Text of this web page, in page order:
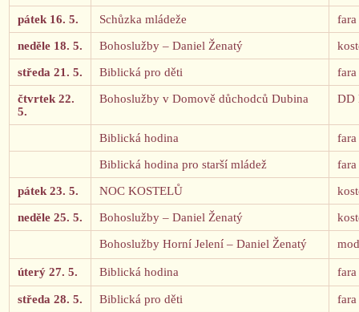
pátek 16. 5. Schůzka mládeže fara
neděle 18. 5. Bohoslužby – Daniel Ženatý
středa 21. 5. Biblická pro děti fara
čtvrtek 22.
5.
Bohoslužby v Domově důchodců Dubina DD
Biblická hodina fara
Biblická hodina pro starší mládež fara
pátek 23. 5. NOC KOSTELŮ
neděle 25. 5. Bohoslužby – Daniel Ženatý
Bohoslužby Horní Jelení – Daniel Ženatý
úterý 27. 5. Biblická hodina fara
středa 28. 5. Biblická pro děti fara